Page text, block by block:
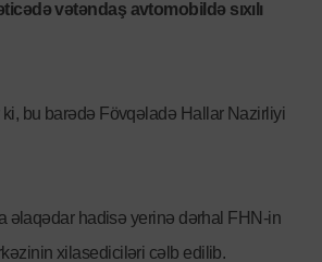
vətəndaş avtomobildə sıxılı
ki, bu barədə Fövqəladə Hallar Nazirliyi
əlaqədar hadisə yerinə dərhal FHN-in
xilasediciləri cəlb edilib.